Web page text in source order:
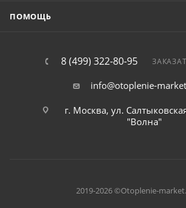
ПОМОЩЬ
8 (499) 322-80-95
info@otoplenie-
г. Москва, ул.
"Волна"
2019-2026 ©Otoplenie-